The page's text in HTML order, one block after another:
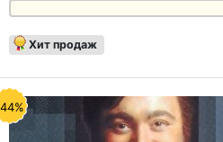
Хит продаж